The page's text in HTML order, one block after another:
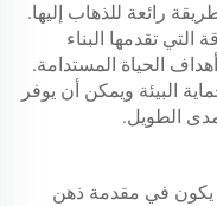
رائعة للذهاب إليها.
التي تقدمها البناء
الحياة المستدامة.
البيئة ويمكن أن يوفر
الطويل.
يكون في مقدمة ذهن